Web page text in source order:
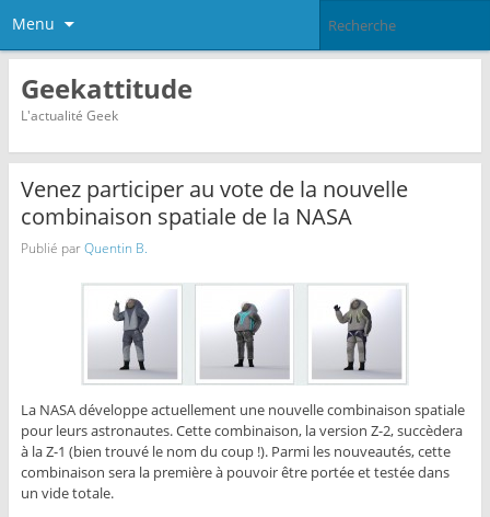
Menu
Geekattitude
L'actualité Geek
Venez participer au vote de la nouvelle
combinaison spatiale de la NASA
Publié parQuentin B.
La NASA développe actuellement une nouvelle combinaison spatiale
pour leurs astronautes. Cette combinaison, la version Z-2, succèdera
à la Z-1 (bien trouvé le nom du coup !). Parmi les nouveautés, cette
combinaison sera la première à pouvoir être portée et testée dans
un vide totale.